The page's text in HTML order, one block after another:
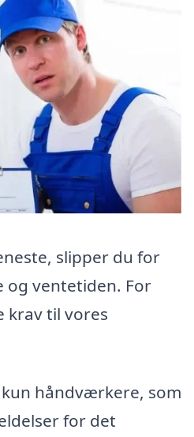
slipper du for
og ventetiden. For
krav til vores
håndværkere, som
for det